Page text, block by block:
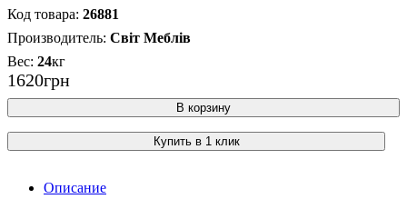
26881
Світ Меблів
24кг
1620грн
В корзину
Купить в 1 клик
Описание